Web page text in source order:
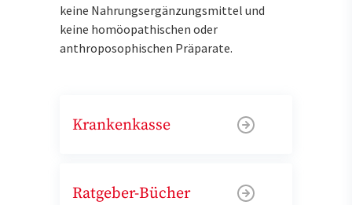
keine Nahrungsergänzungsmittel und
keine homöopathischen oder
anthroposophischen Präparate.
Krankenkasse
Ratgeber-Bücher